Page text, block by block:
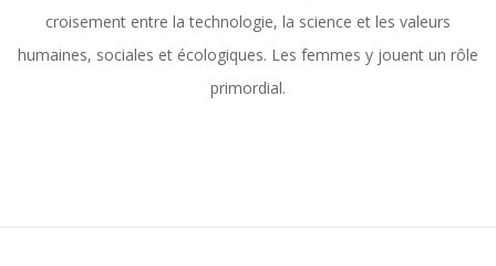
croisement entre la technologie, la science et les valeurs
humaines, sociales et écologiques. Les femmes y jouent un rôle
primordial.